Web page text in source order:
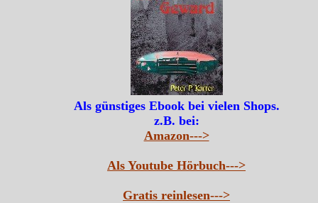
Als günstiges Ebook bei vielen Shops.
z.B. bei:
Amazon--->
Als Youtube Hörbuch--->
Gratis reinlesen--->